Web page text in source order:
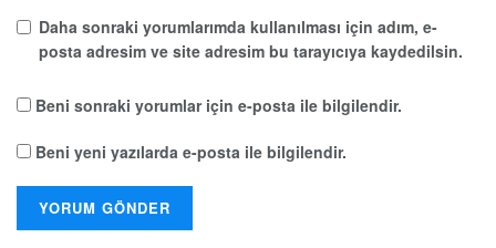
Daha sonraki yorumlarımda kullanılması için adım, e-
posta adresim ve site adresim bu tarayıcıya kaydedilsin.
Beni sonraki yorumlar için e-posta ile bilgilendir.
Beni yeni yazılarda e-posta ile bilgilendir.